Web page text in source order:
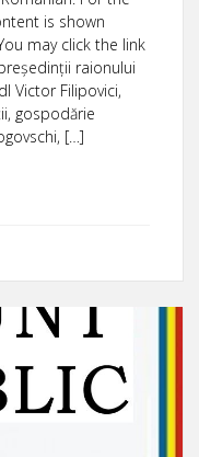
is shown
may click the link
raionului
Victor Filipovici,
gospodărie
[…]